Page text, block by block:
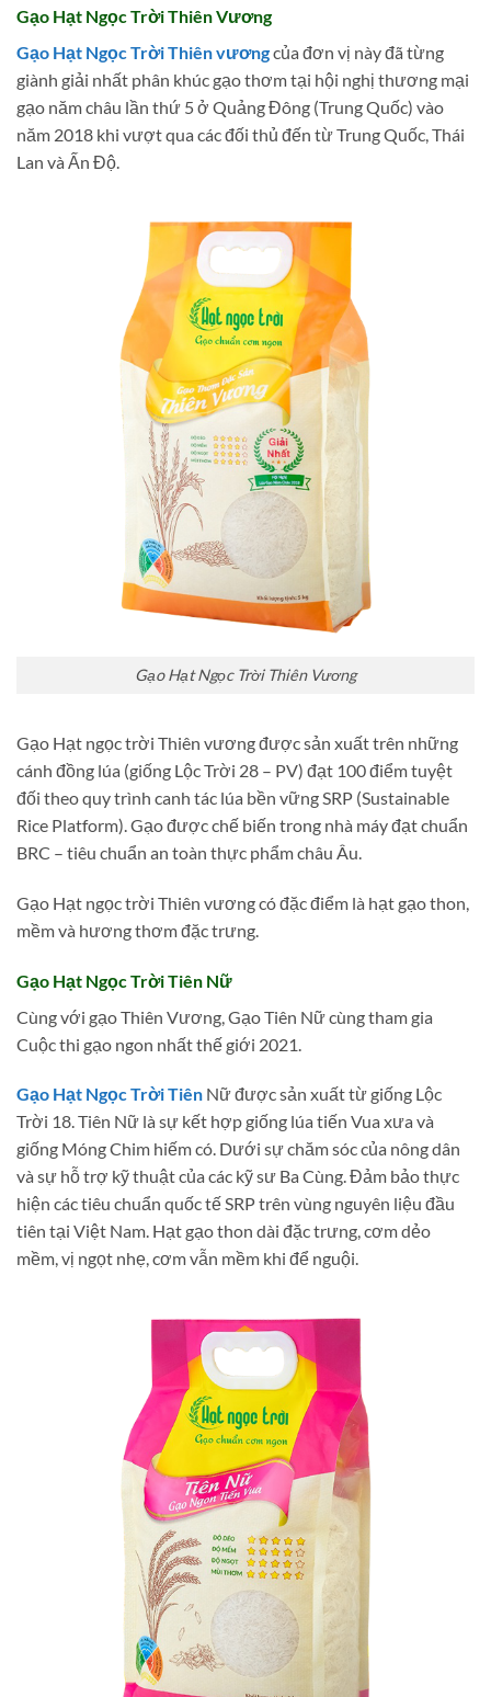
Gạo Hạt Ngọc Trời Thiên Vương
Gạo Hạt Ngọc Trời Thiên vươngcủa đơn vị này đã từng
giành giải nhất phân khúc gạo thơm tại hội nghị thương mại
gạo năm châu lần thứ 5 ở Quảng Đông (Trung Quốc) vào
năm 2018 khi vượt qua các đối thủ đến từ Trung Quốc, Thái
Lan và Ấn Độ.
Gạo Hạt Ngọc Trời Thiên Vương
Gạo Hạt ngọc trời Thiên vương được sản xuất trên những
cánh đồng lúa (giống Lộc Trời 28 – PV) đạt 100 điểm tuyệt
đối theo quy trình canh tác lúa bền vững SRP (Sustainable
Rice Platform). Gạo được chế biến trong nhà máy đạt chuẩn
BRC – tiêu chuẩn an toàn thực phẩm châu Âu.
Gạo Hạt ngọc trời Thiên vương có đặc điểm là hạt gạo thon,
mềm và hương thơm đặc trưng.
Gạo Hạt Ngọc Trời Tiên Nữ
Cùng với gạo Thiên Vương, Gạo Tiên Nữ cùng tham gia
Cuộc thi gạo ngon nhất thế giới 2021.
Gạo Hạt Ngọc Trời Tiên Nữ được sản xuất từ giống Lộc
Trời 18. Tiên Nữ là sự kết hợp giống lúa tiến Vua xưa và
giống Móng Chim hiếm có. Dưới sự chăm sóc của nông dân
và sự hỗ trợ kỹ thuật của các kỹ sư Ba Cùng. Đảm bảo thực
hiện các tiêu chuẩn quốc tế SRP trên vùng nguyên liệu đầu
tiên tại Việt Nam. Hạt gạo thon dài đặc trưng, cơm dẻo
mềm, vị ngọt nhẹ, cơm vẫn mềm khi để nguội.